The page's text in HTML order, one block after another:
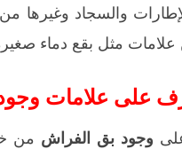
والسجاد وغيرها
مثل بقع دماء
على علامات
وجود بق الفراش من